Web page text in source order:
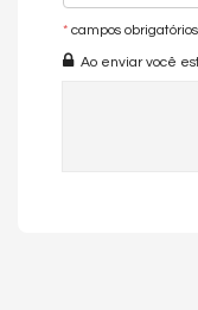
* campos obrigatórios
Ao enviar você